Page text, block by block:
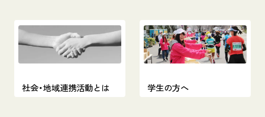
社会・地域連携活動とは 学生の方へ